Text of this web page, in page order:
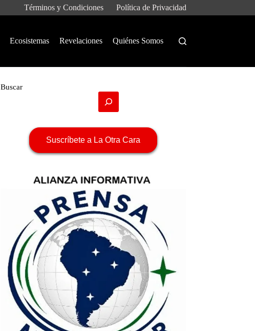
Términos y Condiciones Política de Privacidad
Ecosistemas Revelaciones Quiénes Somos
Buscar
Suscríbete a La Otra Cara